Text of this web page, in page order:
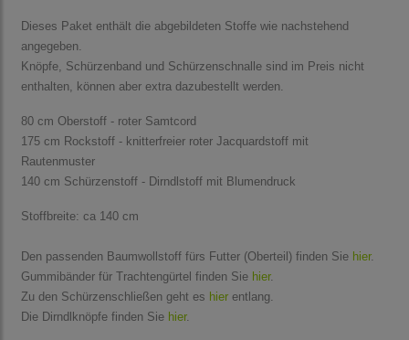
Dieses Paket enthält die abgebildeten Stoffe wie nachstehend
angegeben.
Knöpfe, Schürzenband und Schürzenschnalle sind im Preis nicht
enthalten, können aber extra dazubestellt werden.
80 cm Oberstoff - roter Samtcord
175 cm Rockstoff - knitterfreier roter Jacquardstoff mit
Rautenmuster
140 cm Schürzenstoff - Dirndlstoff mit Blumendruck
Stoffbreite: ca 140 cm
Den passenden Baumwollstoff fürs Futter (Oberteil) finden Sie hier.
Gummibänder für Trachtengürtel finden Sie hier.
Zu den Schürzenschließen geht es hier entlang.
Die Dirndlknöpfe finden Sie hier.